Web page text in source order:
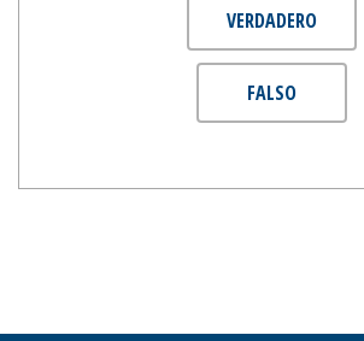
VERDADERO
FALSO